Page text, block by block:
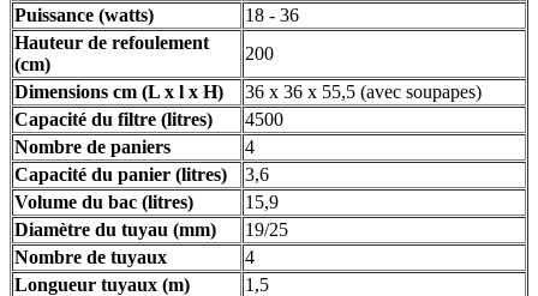
Puissance (watts)
18 - 36
Hauteur de refoulement
(cm)
200
Dimensions cm (L x l x H)
36 x 36 x 55,5 (avec soupapes)
Capacité du filtre (litres)
4500
Nombre de paniers
4
Capacité du panier (litres)
3,6
Volume du bac (litres)
15,9
Diamètre du tuyau (mm)
19/25
Nombre de tuyaux
4
Longueur tuyaux (m)
1,5